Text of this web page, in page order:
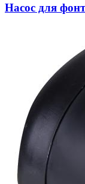
Насос для